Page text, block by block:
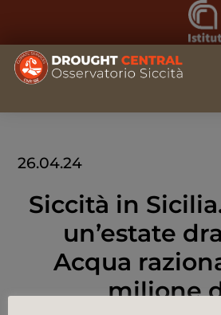
26.04.24
Siccità in
un’estate
Acqua
milione